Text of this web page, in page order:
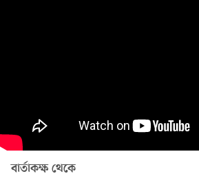
বার্তাকক্ষ থেকে